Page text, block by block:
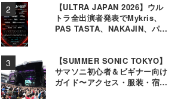
【ULTRA JAPAN 2026】ウル
トラ全出演者発表でMykris、
PAS TASTA、NAKAJIN、パソ
【SUMMER SONIC TOKYO】
サマソニ初心者＆ビギナー向け
ガイド〜アクセス・服装・宿泊